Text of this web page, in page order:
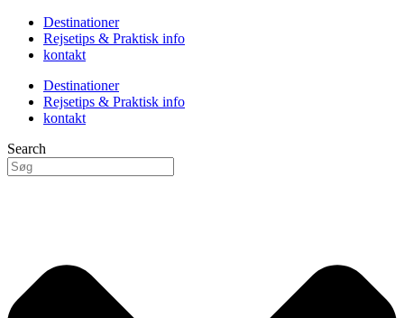
Destinationer
Rejsetips & Praktisk info
kontakt
Destinationer
Rejsetips & Praktisk info
kontakt
Search